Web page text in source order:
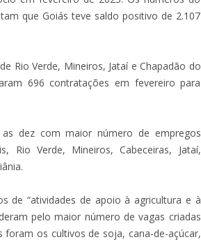
que Goiás teve saldo positivo de 2.107
Rio Verde, Mineiros, Jataí e Chapadão do
696 contratações em fevereiro para
dez com maior número de empregos
Rio Verde, Mineiros, Cabeceiras, Jataí,
de “atividades de apoio à agricultura e à
pelo maior número de vagas criadas
os cultivos de soja, cana-de-açúcar,